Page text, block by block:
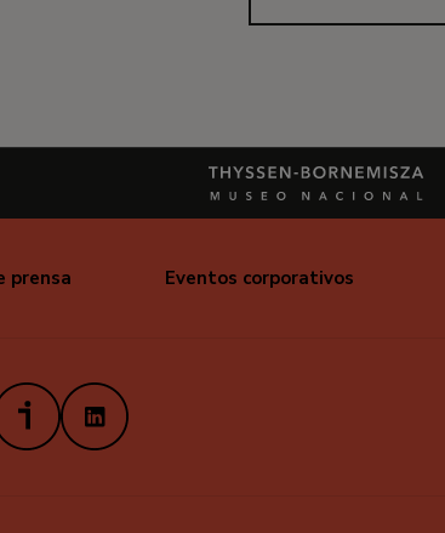
prensa Eventos corporativos
LinkedIn